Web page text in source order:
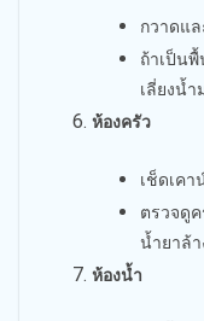
กวาดแ
ถ้าเป็น
เลี่ยงน้ำ
ห้องครัว
เช็ดเคา
ตรวจดู
น้ำยาล้
ห้องน้ำ